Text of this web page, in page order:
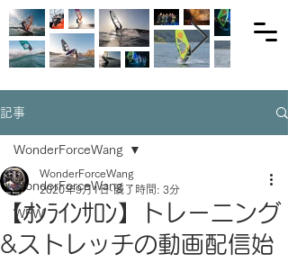
記事
WonderForceWang
WFW
WonderForceWang
【ｵﾝﾗｲﾝｻﾛﾝ】トレーニング
&ストレッチの動画配信始
WonderForceWang
2020年9月1日 読了時間: 3分